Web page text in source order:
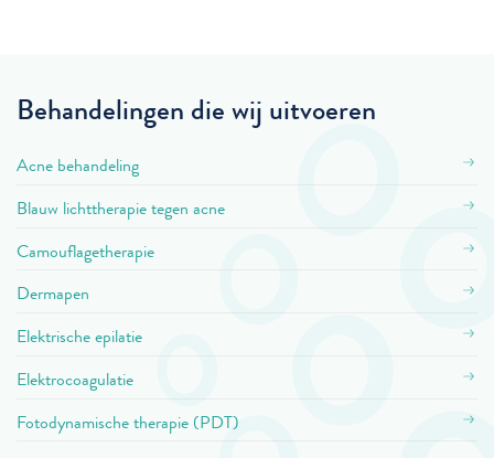
Behandelingen die wij uitvoeren
Acne behandeling
Blauw lichttherapie tegen acne
Camouflagetherapie
Dermapen
Elektrische epilatie
Elektrocoagulatie
Fotodynamische therapie (PDT)